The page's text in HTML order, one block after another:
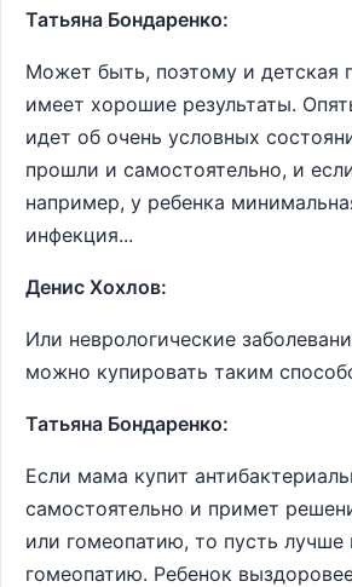
Татьяна Бондаренко:
Может быть, поэтому и детская
имеет хорошие результаты.
идет об очень условных
прошли и самостоятельно, и
например, у ребенка
инфекция...
Денис Хохлов:
Или неврологические
можно купировать таким
Татьяна Бондаренко:
Если мама купит
самостоятельно и примет
или гомеопатию, то пусть лучше
гомеопатию. Ребенок